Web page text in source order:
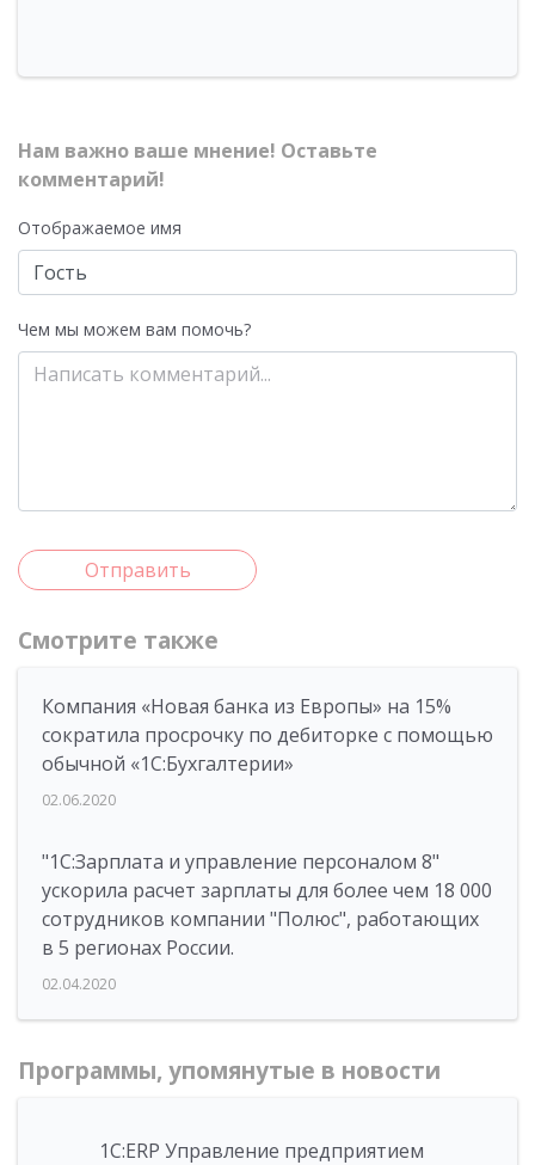
Нам важно ваше мнение! Оставьте
комментарий!
Отображаемое имя
Чем мы можем вам помочь?
Отправить
Смотрите также
Компания «Новая банка из Европы» на 15%
сократила просрочку по дебиторке с помощью
обычной «1С:Бухгалтерии»
02.06.2020
"1С:Зарплата и управление персоналом 8"
ускорила расчет зарплаты для более чем 18 000
сотрудников компании "Полюс", работающих
в 5 регионах России.
02.04.2020
Программы, упомянутые в новости
1С:ERP Управление предприятием